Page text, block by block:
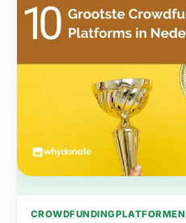
CROWDFUNDINGPLATFORMEN